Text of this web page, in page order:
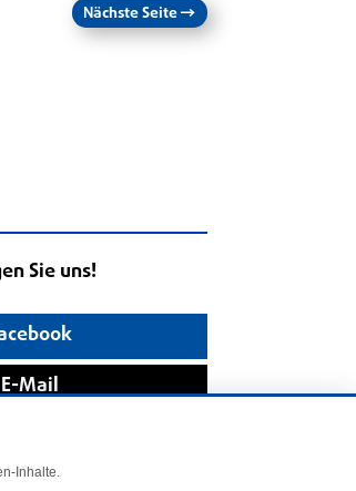
Nächste Seite→
Sie uns!
E-Mail
Inhalte.